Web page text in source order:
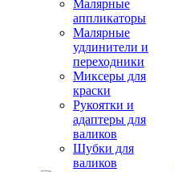
Малярные
аппликаторы
Малярные
удлинители и
переходники
Миксеры для
краски
Рукоятки и
адаптеры для
валиков
Шубки для
валиков